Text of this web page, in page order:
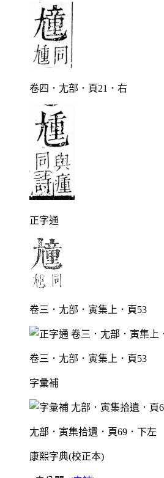
卷四．尢部．頁21．右
正字通
卷三．尢部．寅集上．頁53
卷三．尢部．寅集上．頁53
字彙補
尢部．寅集拾遺．頁69．下左
康熙字典(校正本)